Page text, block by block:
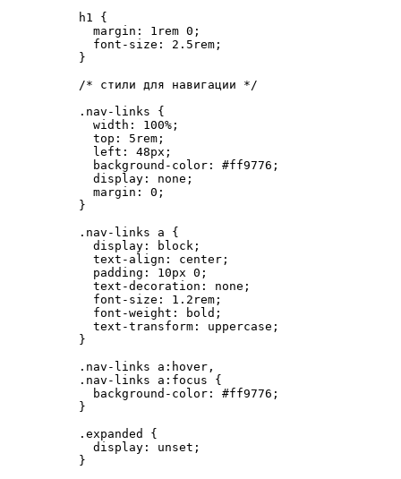
h1
{
margin : 1 rem 0 ;
font-size : 2.5 rem ;
}
/* стили для навигации */
.nav-links {
width : 100% ;
top : 5 rem ;
left : 48px ;
background-color : #ff9776 ;
display : none ;
margin : 0 ;
}
.nav-links
a {
display : block ;
text-align : center ;
padding : 10px 0 ;
text-decoration : none ;
font-size : 1.2 rem ;
font-weight : bold ;
text-transform : uppercase ;
}
.nav-links
a :hover ,
.nav-links
a :focus {
background-color : #ff9776 ;
}
.expanded
{
display : unset ;
}